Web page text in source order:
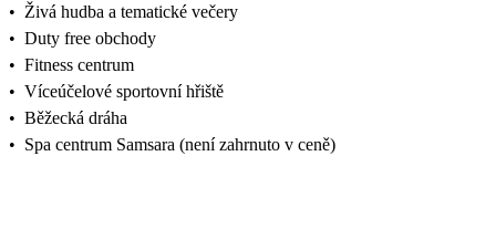
• Živá hudba a tematické večery
• Duty free obchody
• Fitness centrum
• Víceúčelové sportovní hřiště
• Běžecká dráha
• Spa centrum Samsara (není zahrnuto v ceně)